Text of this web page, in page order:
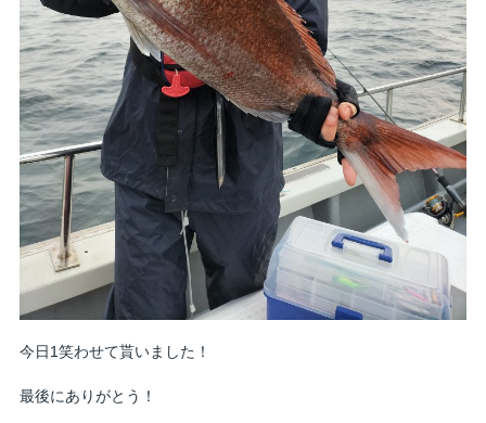
今日1笑わせて貰いました！
最後にありがとう！